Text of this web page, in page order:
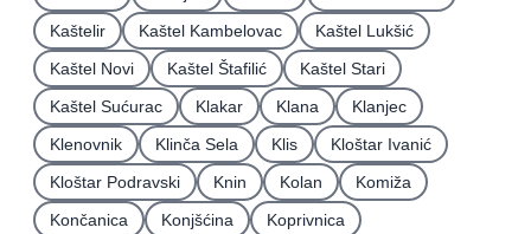
Kaštelir
Kaštel Kambelovac
Kaštel Lukšić
Kaštel Novi
Kaštel Štafilić
Kaštel Stari
Kaštel Sućurac
Klakar Klana
Klanjec
Klenovnik
Klinča Sela Klis
Kloštar Ivanić
Kloštar Podravski
Knin Kolan
Komiža
Končanica
Konjšćina
Koprivnica